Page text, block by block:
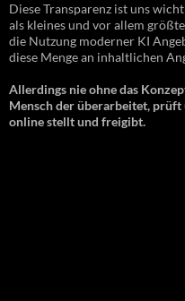
Diese Transparenz ist uns
als kleines und vor allem
die Nutzung moderner KI
diese Menge an inhaltlichen
Allerdings nie ohne das
Mensch der überarbeitet,
online stellt und freigibt.